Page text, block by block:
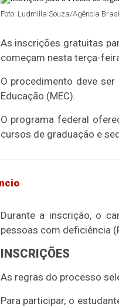
Foto: Ludmilla Souza/Agência Brasil
As inscrições gratuitas
começam nesta terça-
O procedimento deve
Educação (MEC).
O programa federal
cursos de graduação e
Durante a inscrição, o
pessoas com deficiência
INSCRIÇÕES
As regras do processo
Para participar, o